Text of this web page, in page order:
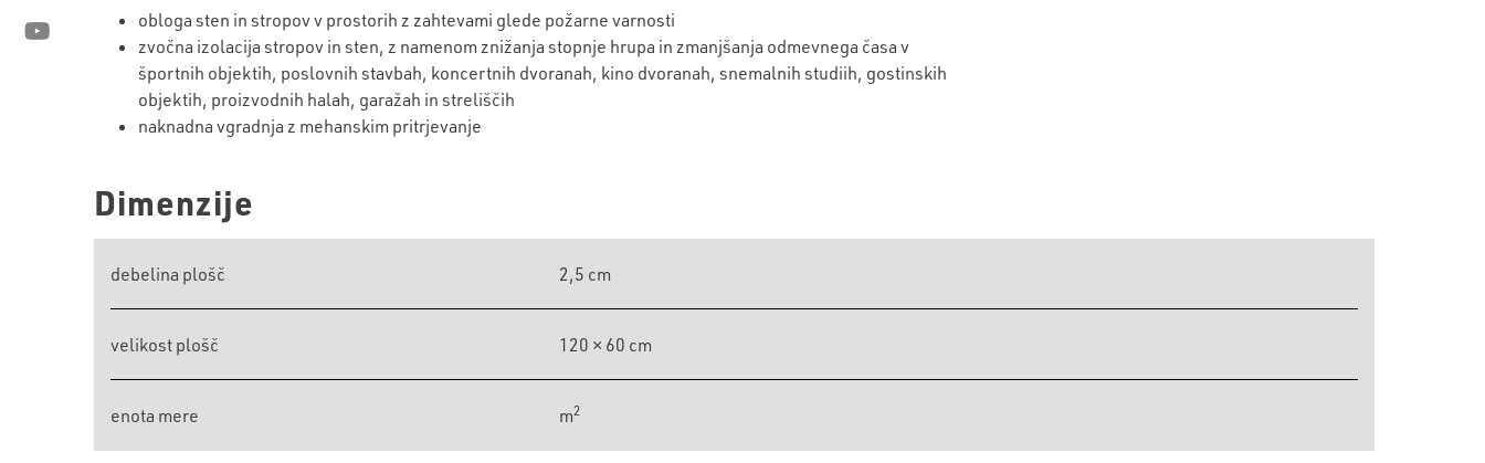
obloga sten in stropov v prostorih z zahtevami glede požarne varnosti
zvočna izolacija stropov in sten, z namenom znižanja stopnje hrupa in zmanjšanja odmevnega časa v
športnih objektih, poslovnih stavbah, koncertnih dvoranah, kino dvoranah, snemalnih studiih, gostinskih
objektih, proizvodnih halah, garažah in streliščih
naknadna vgradnja z mehanskim pritrjevanje
Dimenzije
debelina plošč 2,5 cm
velikost plošč 120 × 60 cm
enota mere m2